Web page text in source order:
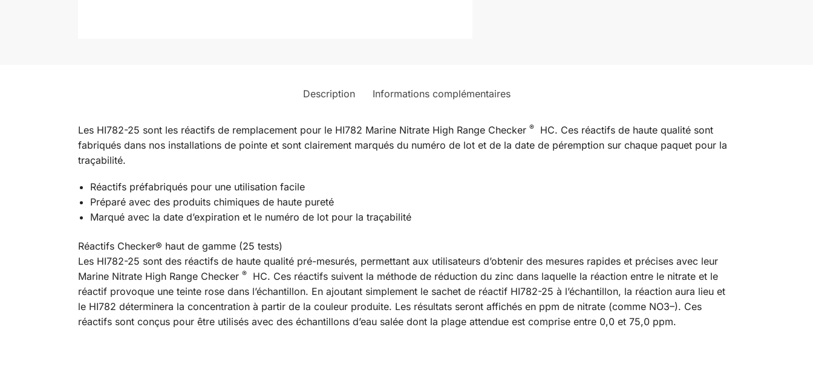
Description Informations complémentaires
Les HI782-25 sont les réactifs de remplacement pour le HI782 Marine Nitrate High Range Checker ®​​HC. Ces réactifs de haute qualité sont
fabriqués dans nos installations de pointe et sont clairement marqués du numéro de lot et de la date de péremption sur chaque paquet pour la
traçabilité.
Réactifs préfabriqués pour une utilisation facile
Préparé avec des produits chimiques de haute pureté
Marqué avec la date d’expiration et le numéro de lot pour la traçabilité
Réactifs Checker® haut de gamme (25 tests)
Les HI782-25 sont des réactifs de haute qualité pré-mesurés, permettant aux utilisateurs d’obtenir des mesures rapides et précises avec leur
Marine Nitrate High Range Checker ®​​HC. Ces réactifs suivent la méthode de réduction du zinc dans laquelle la réaction entre le nitrate et le
réactif provoque une teinte rose dans l’échantillon. En ajoutant simplement le sachet de réactif HI782-25 à l’échantillon, la réaction aura lieu et
le HI782 déterminera la concentration à partir de la couleur produite. Les résultats seront affichés en ppm de nitrate (comme NO3–). Ces
réactifs sont conçus pour être utilisés avec des échantillons d’eau salée dont la plage attendue est comprise entre 0,0 et 75,0 ppm.